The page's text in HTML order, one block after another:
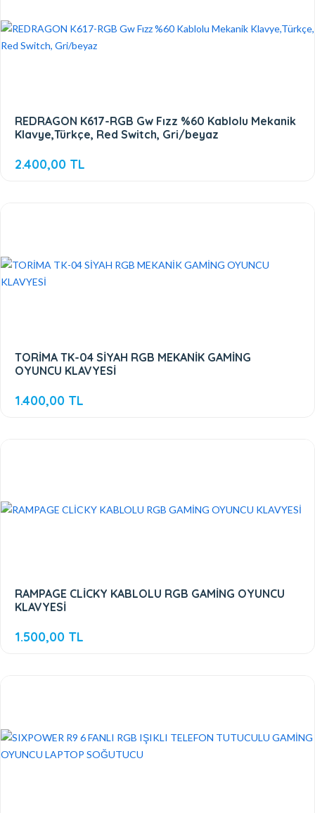
REDRAGON K617-RGB Gw Fızz %60 Kablolu Mekanik
Klavye,Türkçe, Red Switch, Gri/beyaz
2.400,00 TL
TORİMA TK-04 SİYAH RGB MEKANİK GAMİNG
OYUNCU KLAVYESİ
1.400,00 TL
RAMPAGE CLİCKY KABLOLU RGB GAMİNG OYUNCU
KLAVYESİ
1.500,00 TL